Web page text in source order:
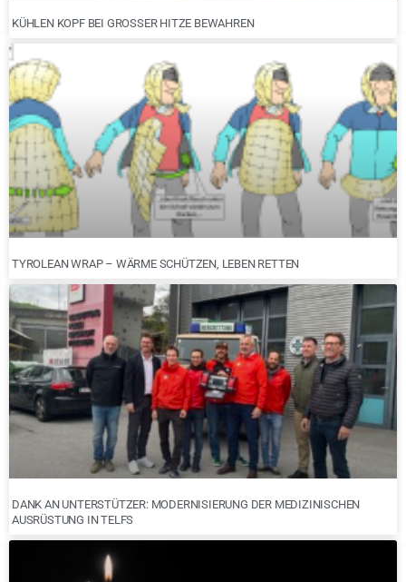
KÜHLEN KOPF BEI GROSSER HITZE BEWAHREN
TYROLEAN WRAP – WÄRME SCHÜTZEN, LEBEN RETTEN
DANK AN UNTERSTÜTZER: MODERNISIERUNG DER MEDIZINISCHEN
AUSRÜSTUNG IN TELFS